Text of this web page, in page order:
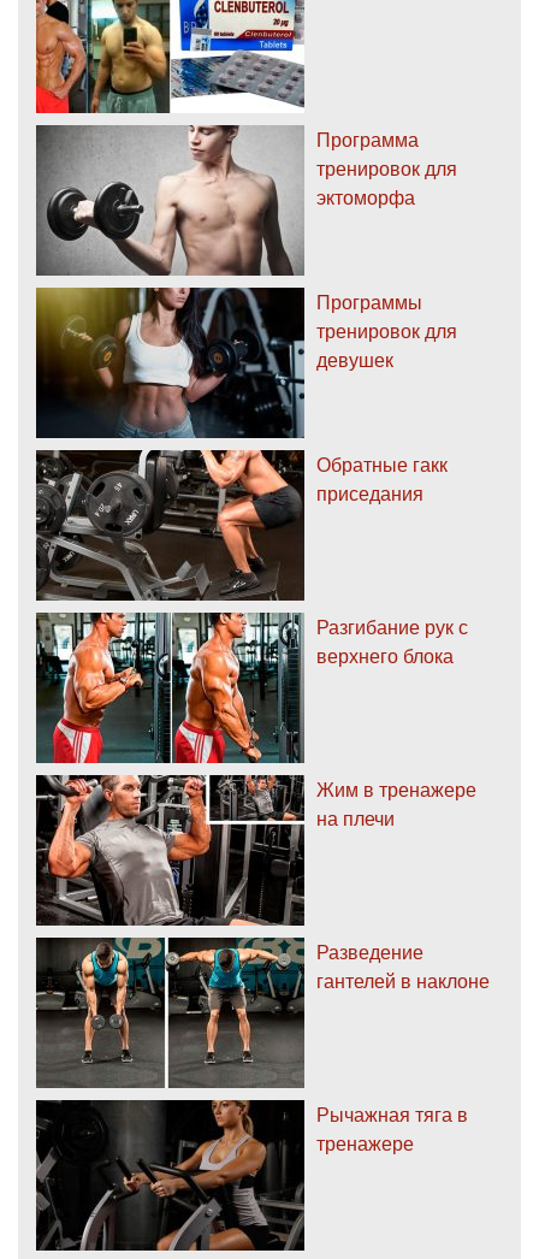
Программа
тренировок для
эктоморфа
Программы
тренировок для
девушек
Обратные гакк
приседания
Разгибание рук с
верхнего блока
Жим в тренажере
на плечи
Разведение
гантелей в наклоне
Рычажная тяга в
тренажере